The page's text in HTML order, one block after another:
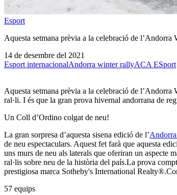
Esport
Aquesta setmana prèvia a la celebració de
14 de desembre del 2021
Esport internacionalAndorra winter rallyACA ESport
Aquesta setmana prèvia a la celebració de
ral·li. I és que la gran prova hivernal andorrana de
Un Coll d’Ordino colgat de neu!
La gran sorpresa d’aquesta sisena edició de l’
de neu espectaculars. Aquest fet farà que aquesta
uns murs de neu als laterals que oferiran un aspecte
ral·lis sobre neu de la història del país.La prova
prestigiosa marca Sotheby's International
57 equips